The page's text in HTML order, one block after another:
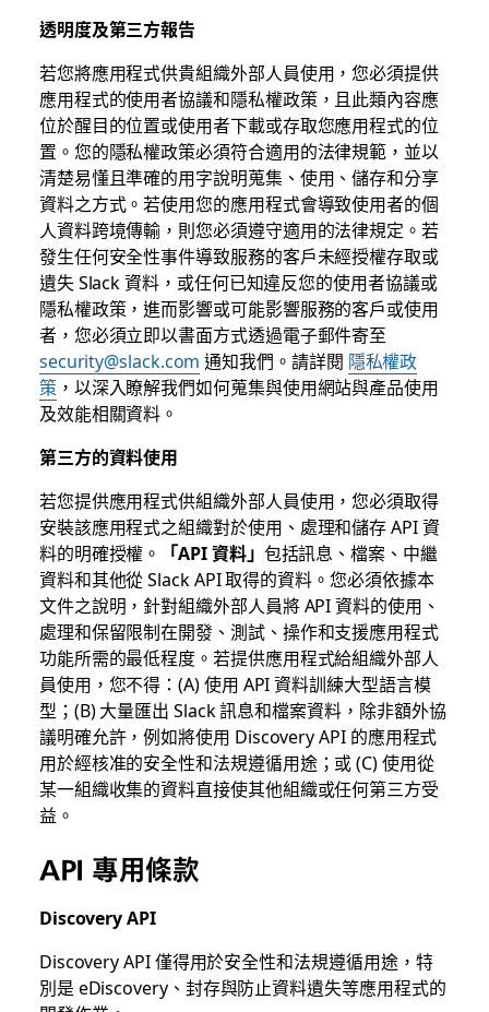
透明度及第三方報告
若您將應用程式供貴組織外部人員使用，您必須提供
應用程式的使用者協議和隱私權政策，且此類內容應
位於醒目的位置或使用者下載或存取您應用程式的位
置。您的隱私權政策必須符合適用的法律規範，並以
清楚易懂且準確的用字說明蒐集、使用、儲存和分享
資料之方式。若使用您的應用程式會導致使用者的個
人資料跨境傳輸，則您必須遵守適用的法律規定。若
發生任何安全性事件導致服務的客戶未經授權存取或
遺失 Slack 資料，或任何已知違反您的使用者協議或
隱私權政策，進而影響或可能影響服務的客戶或使用
者，您必須立即以書面方式透過電子郵件寄至
security@slack.com 通知我們。請詳閱 隱私權政
策，以深入瞭解我們如何蒐集與使用網站與產品使用
及效能相關資料。
第三方的資料使用
若您提供應用程式供組織外部人員使用，您必須取得
安裝該應用程式之組織對於使用、處理和儲存 API 資
料的明確授權。
「API 資料」 包括訊息、檔案、中繼
資料和其他從 Slack API 取得的資料。您必須依據本
文件之說明，針對組織外部人員將 API 資料的使用、
處理和保留限制在開發、測試、操作和支援應用程式
功能所需的最低程度。若提供應用程式給組織外部人
員使用，您不得：(A) 使用 API 資料訓練大型語言模
型；(B) 大量匯出 Slack 訊息和檔案資料，除非額外協
議明確允許，例如將使用 Discovery API 的應用程式
用於經核准的安全性和法規遵循用途；或 (C) 使用從
某一組織收集的資料直接使其他組織或任何第三方受
益。
API 專用條款
Discovery API
Discovery API 僅得用於安全性和法規遵循用途，特
別是 eDiscovery、封存與防止資料遺失等應用程式的